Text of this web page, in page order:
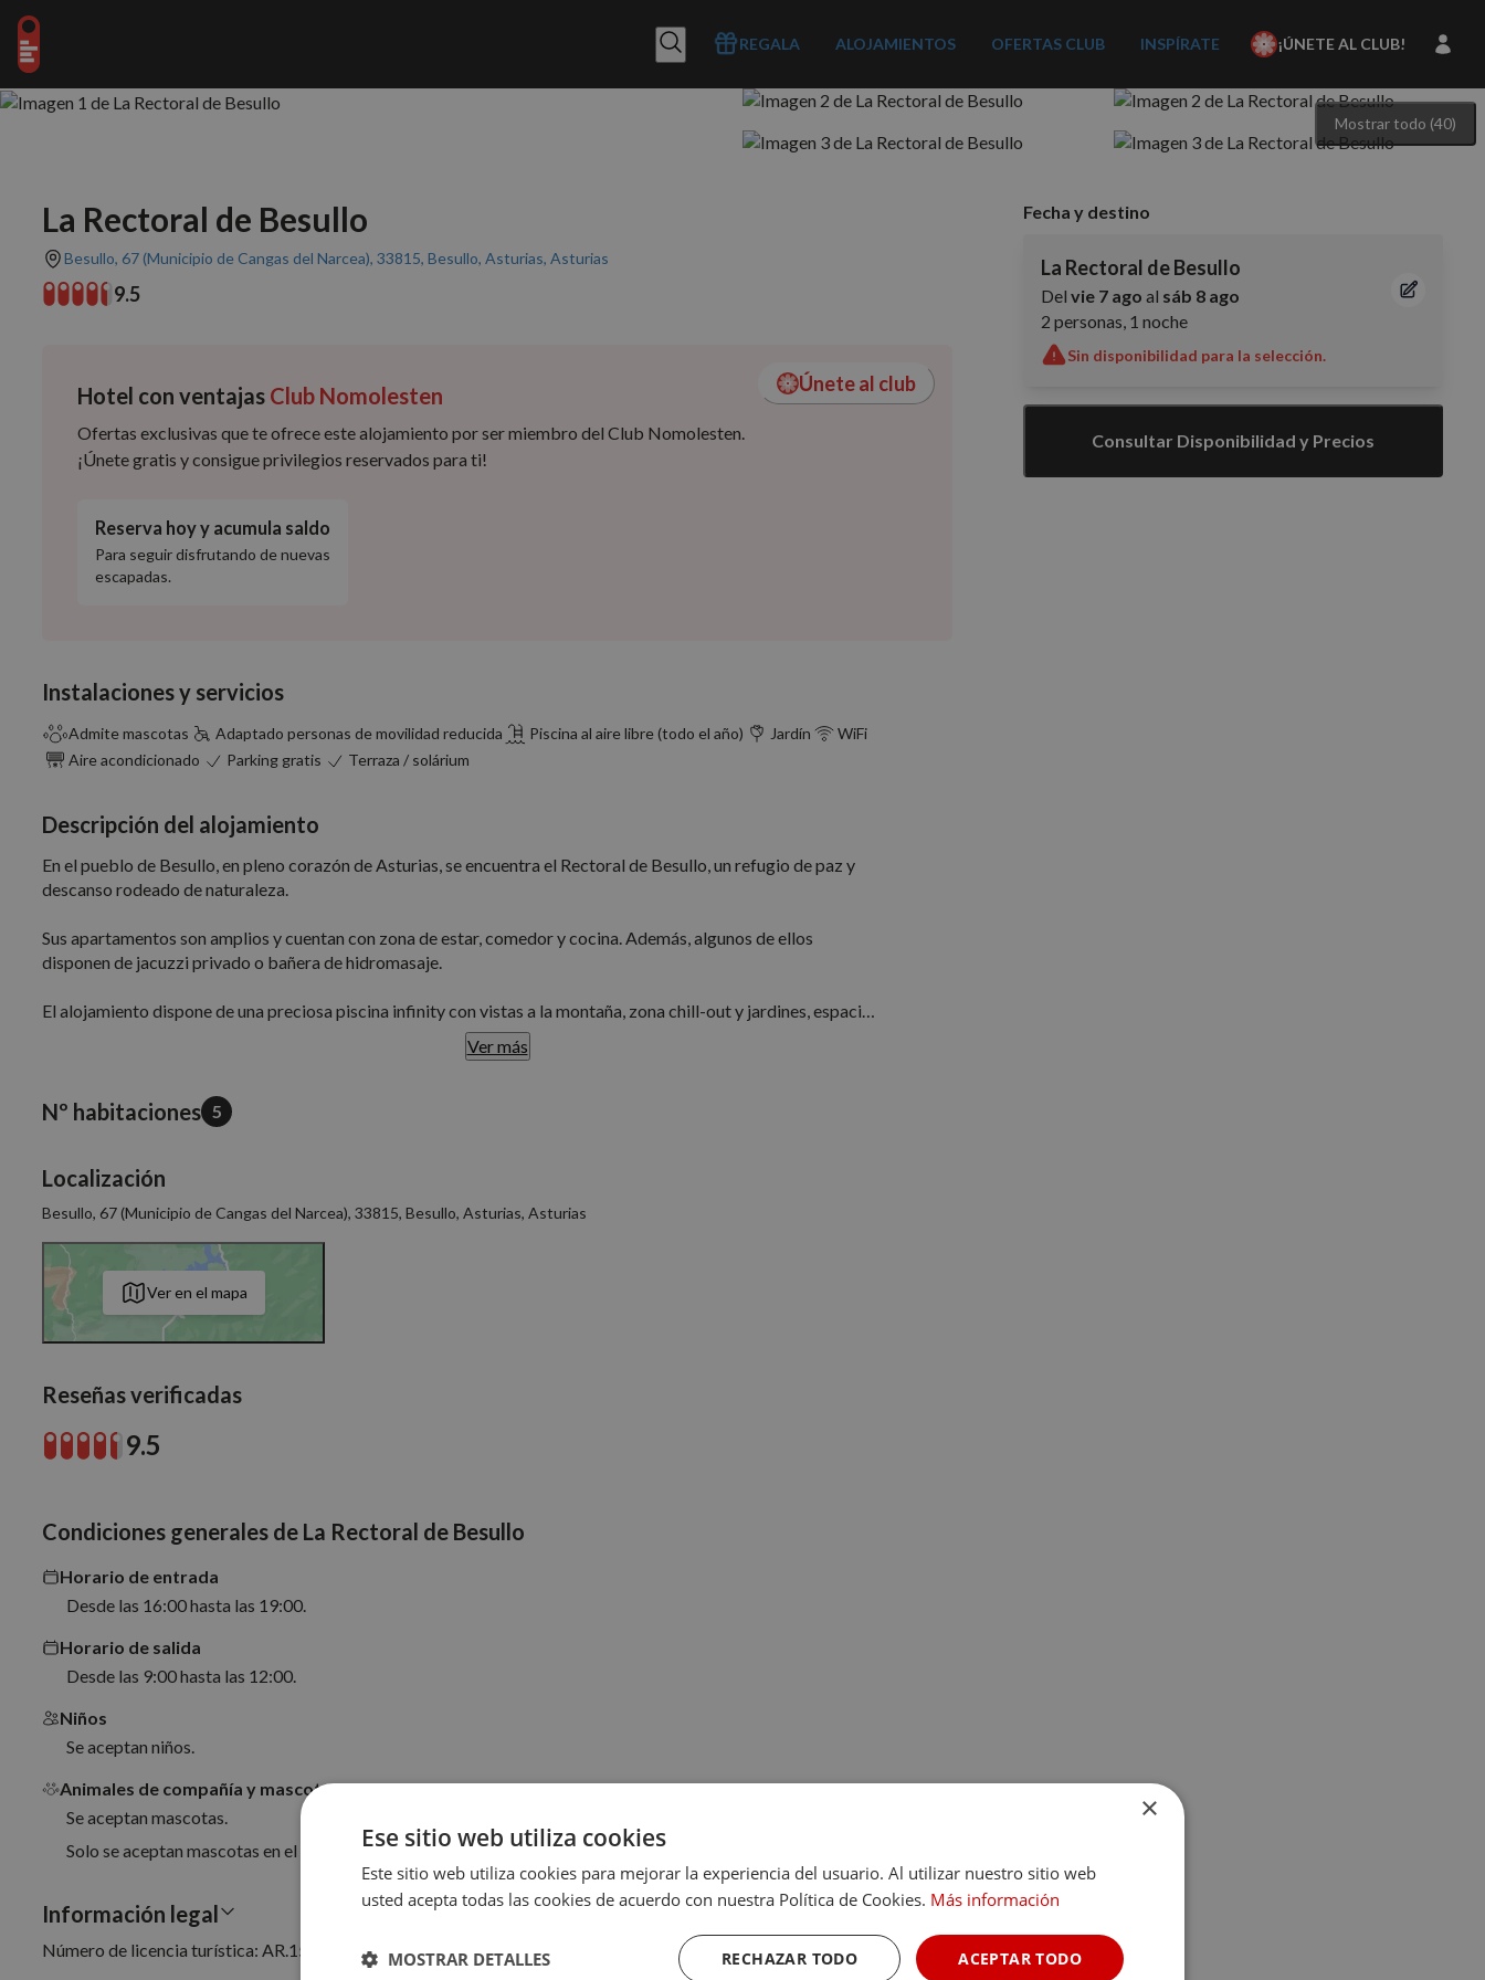
REGALA ALOJAMIENTOS OFERTAS CLUB INSPÍRATE ¡ÚNETE AL CLUB!
Mostrar todo (40)
La Rectoral de Besullo
Besullo, 67 (Municipio de Cangas del Narcea), 33815, Besullo, Asturias, Asturias
9.5
Únete al club
Hotel con ventajas Club Nomolesten
Ofertas exclusivas que te ofrece este alojamiento por ser miembro del Club Nomolesten.
¡Únete gratis y consigue privilegios reservados para ti!
Reserva hoy y acumula saldo
Para seguir disfrutando de nuevas
escapadas.
Instalaciones y servicios
Admite mascotas Adaptado personas de movilidad reducida Piscina al aire libre (todo el año) Jardín
WiFi
Aire acondicionado
Parking gratis Terraza / solárium
Descripción del alojamiento
En el pueblo de Besullo, en pleno corazón de Asturias, se encuentra el Rectoral de Besullo, un refugio de paz y
descanso rodeado de naturaleza.
Sus apartamentos son amplios y cuentan con zona de estar, comedor y cocina. Además, algunos de ellos
disponen de jacuzzi privado o bañera de hidromasaje.
El alojamiento dispone de una preciosa piscina infinity con vistas a la montaña, zona chill-out y jardines, espacios
montañas, paseos a caballo, visitas a pueblos con encanto y actividades al aire libre como ciclismo o pesca en
Ver más
Nº habitaciones 5
Localización
Besullo, 67 (Municipio de Cangas del Narcea), 33815, Besullo, Asturias, Asturias
Ver en el mapa
Reseñas verificadas
9.5
Condiciones generales de La Rectoral de Besullo
Horario de entrada
Desde las 16:00 hasta las 19:00.
Horario de salida
Desde las 9:00 hasta las 12:00.
Niños
Se aceptan niños.
Animales de compañía y mascotas
Se aceptan mascotas.
Solo se aceptan mascotas en el APTO CHIÑEIRO, ubicado en la planta baja.
Información legal
Número de licencia turística: AR.1521.AS
Fecha y destino
La Rectoral de Besullo
Del vie 7 ago al sáb 8 ago
2 personas, 1 noche
Sin disponibilidad para la selección.
Consultar Disponibilidad y Precios
×
Ese sitio web utiliza cookies
Este sitio web utiliza cookies para mejorar la experiencia del usuario. Al utilizar nuestro sitio web
usted acepta todas las cookies de acuerdo con nuestra Política de Cookies. Más información
ACEPTAR TODO
RECHAZAR TODO
MOSTRAR DETALLES